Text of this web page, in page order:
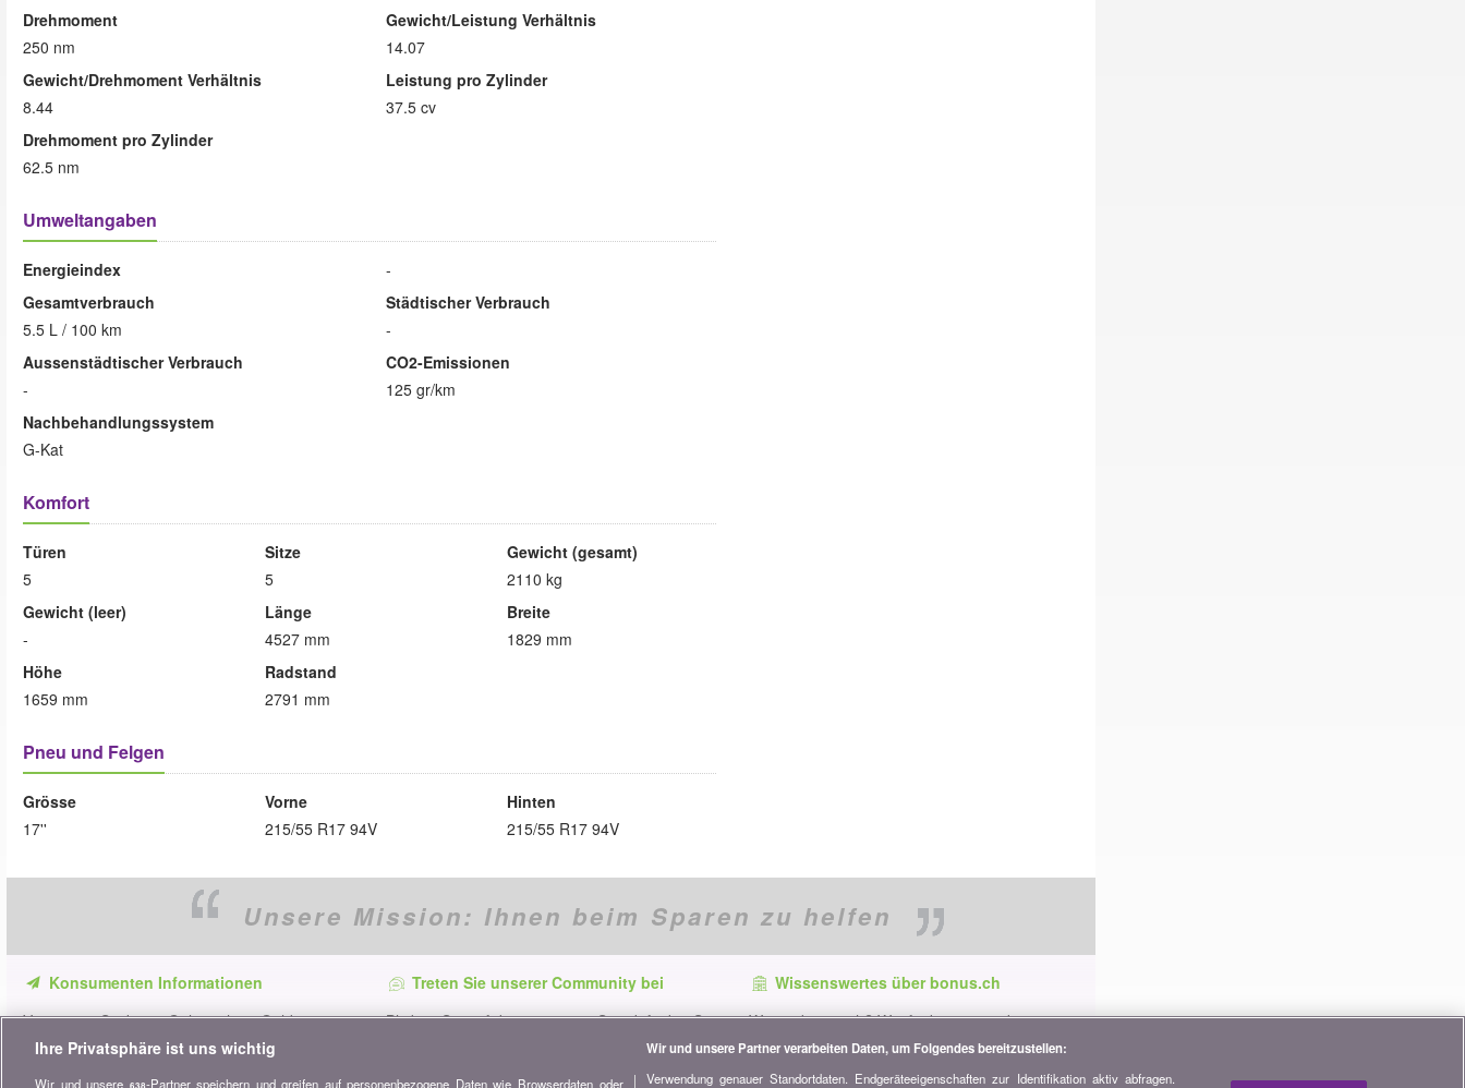
Drehmoment
250 nm
Gewicht/Leistung Verhältnis
14.07
Gewicht/Drehmoment Verhältnis
8.44
Leistung pro Zylinder
37.5 cv
Drehmoment pro Zylinder
62.5 nm
Umweltangaben
Energieindex
-
Gesamtverbrauch
5.5 L / 100 km
Städtischer Verbrauch
-
Aussenstädtischer Verbrauch
-
CO2-Emissionen
125 gr/km
Nachbehandlungssystem
G-Kat
Komfort
Türen
5
Sitze
5
Gewicht (gesamt)
2110 kg
Gewicht (leer)
-
Länge
4527 mm
Breite
1829 mm
Höhe
1659 mm
Radstand
2791 mm
Pneu und Felgen
Grösse
17''
Vorne
215/55 R17 94V
Hinten
215/55 R17 94V
Unsere Mission: Ihnen beim Sparen zu helfen
Konsumenten Informationen
Verpassen Sie keine Gelegenheit, Geld zu
sparen. Erhalten Sie unsere Vergleiche,
Ratschläge und Tipps in den Bereichen
Treten Sie unserer Community bei
Bleiben Sie auf dem neuesten Stand, finden Sie
alle Ratschläge und Tipps zum Sparen auf:
Wissenswertes über bonus.ch
Wer ist bonus.ch? Wie funktionieren die
Vergleiche? Presseanfragen, Partnerschaften,
Ihre Privatsphäre ist uns wichtig
Wir und unsere 638-Partner speichern und greifen auf personenbezogene Daten wie Browserdaten oder
Wir und unsere Partner verarbeiten Daten, um Folgendes bereitzustellen:
Verwendung genauer Standortdaten. Endgeräteeigenschaften zur Identifikation aktiv abfragen.